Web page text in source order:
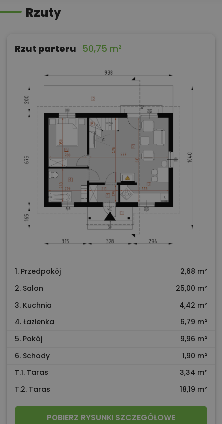
Rzuty
Rzut parteru 50,75 m²
1. Przedpokój
2,68 m²
2. Salon
25,00 m²
3. Kuchnia
4,42 m²
4. Łazienka
6,79 m²
5. Pokój
9,96 m²
6. Schody
1,90 m²
T.1. Taras
3,34 m²
T.2. Taras
18,19 m²
POBIERZ RYSUNKI SZCZEGÓŁOWE